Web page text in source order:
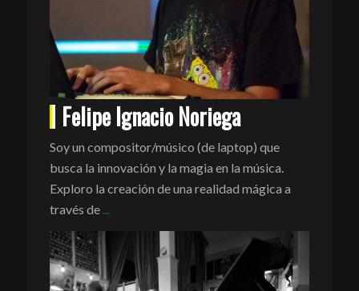
Felipe Ignacio Noriega
Soy un compositor/músico (de laptop) que
busca la innovación y la magia en la música.
Exploro la creación de una realidad mágica a
través de ...